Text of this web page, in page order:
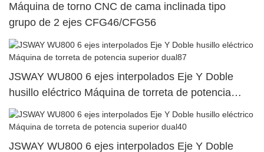
Máquina de torno CNC de cama inclinada tipo
grupo de 2 ejes CFG46/CFG56
JSWAY WU800 6 ejes interpolados Eje Y Doble
husillo eléctrico Máquina de torreta de potencia
superior dual87
JSWAY WU800 6 ejes interpolados Eje Y Doble